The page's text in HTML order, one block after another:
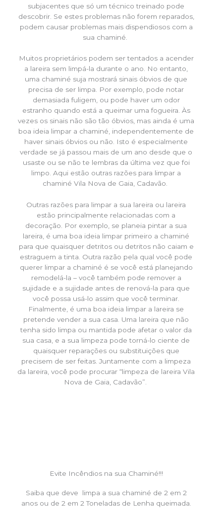
subjacentes que só um técnico treinado pode
descobrir. Se estes problemas não forem reparados,
podem causar problemas mais dispendiosos com a
sua chaminé.
Muitos proprietários podem ser tentados a acender
a lareira sem limpá-la durante o ano. No entanto,
uma chaminé suja mostrará sinais óbvios de que
precisa de ser limpa. Por exemplo, pode notar
demasiada fuligem, ou pode haver um odor
estranho quando está a queimar uma fogueira. Às
vezes os sinais não são tão óbvios, mas ainda é uma
boa ideia limpar a chaminé, independentemente de
haver sinais óbvios ou não. Isto é especialmente
verdade se já passou mais de um ano desde que o
usaste ou se não te lembras da última vez que foi
limpo. Aqui estão outras razões para limpar a
chaminé Vila Nova de Gaia, Cadavão.
Outras razões para limpar a sua lareira ou lareira
estão principalmente relacionadas com a
decoração. Por exemplo, se planeia pintar a sua
lareira, é uma boa ideia limpar primeiro a chaminé
para que quaisquer detritos ou detritos não caiam e
estraguem a tinta. Outra razão pela qual você pode
querer limpar a chaminé é se você está planejando
remodelá-la – você também pode remover a
sujidade e a sujidade antes de renová-la para que
você possa usá-lo assim que você terminar.
Finalmente, é uma boa ideia limpar a lareira se
pretende vender a sua casa. Uma lareira que não
tenha sido limpa ou mantida pode afetar o valor da
sua casa, e a sua limpeza pode torná-lo ciente de
quaisquer reparações ou substituições que
precisem de ser feitas. Juntamente com a limpeza
da lareira, você pode procurar “limpeza de lareira Vila
Nova de Gaia, Cadavão”.
Evite Incêndios na sua Chaminé!!!
Saiba que deve limpa a sua chaminé de 2 em 2
anos ou de 2 em 2 Toneladas de Lenha queimada.